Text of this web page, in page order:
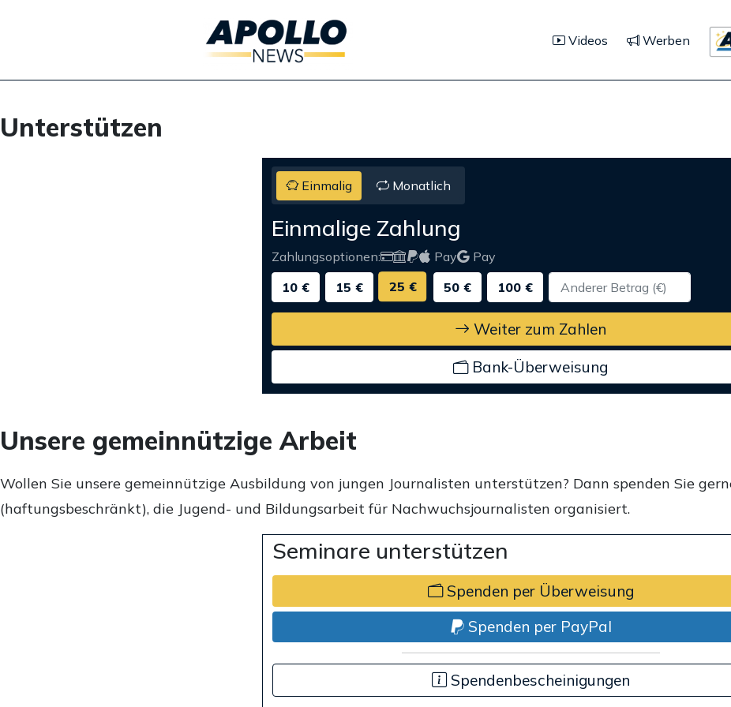
Videos Werben
Unterstützen
Einmalig Monatlich
Einmalige Zahlung
Zahlungsoptionen: Pay
Pay
10 €
15 € 25 € 50 € 100 €
Weiter zum Zahlen
Bank-Überweisung
Unsere gemeinnützige Arbeit
Wollen Sie unsere gemeinnützige Ausbildung von jungen Journalisten unterstützen? Dann spenden Sie
(haftungsbeschränkt), die Jugend- und Bildungsarbeit für Nachwuchsjournalisten organisiert.
Seminare unterstützen
Spenden per Überweisung
Spenden per PayPal
Spendenbescheinigungen